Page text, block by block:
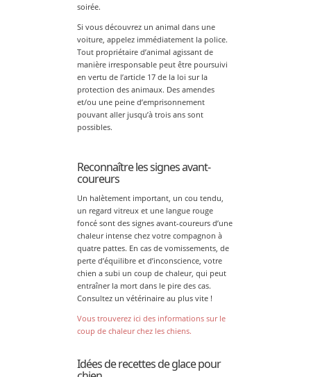
soirée.
Si vous découvrez un animal dans une
voiture, appelez immédiatement la police.
Tout propriétaire d’animal agissant de
manière irresponsable peut être poursuivi
en vertu de l’article 17 de la loi sur la
protection des animaux. Des amendes
et/ou une peine d’emprisonnement
pouvant aller jusqu’à trois ans sont
possibles.
Reconnaître les signes avant-
coureurs
Un halètement important, un cou tendu,
un regard vitreux et une langue rouge
foncé sont des signes avant-coureurs d’une
chaleur intense chez votre compagnon à
quatre pattes. En cas de vomissements, de
perte d’équilibre et d’inconscience, votre
chien a subi un coup de chaleur, qui peut
entraîner la mort dans le pire des cas.
Consultez un vétérinaire au plus vite !
Vous trouverez ici des informations sur le
coup de chaleur chez les chiens.
Idées de recettes de glace pour